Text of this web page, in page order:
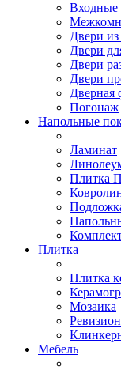
Входные
Двери
Двери
Двери
Двери
Дверная
Погонаж
Напольные
Ламинат
Плитка
Плитка
Плитка
Мозаика
Мебель